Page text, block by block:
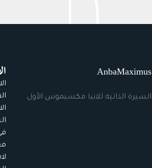
AnbaMaximus
السيرة الذاتية للانبا مكسيموس الأول